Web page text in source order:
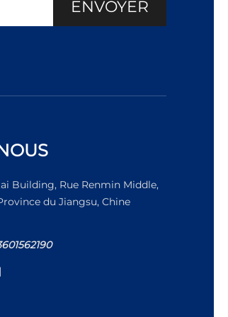
ENVOYER
Building, Rue Renmin Middle,
du Jiangsu, Chine